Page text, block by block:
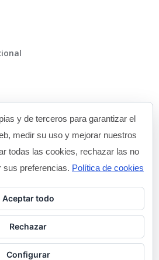
y de terceros para garantizar el
medir su uso y mejorar nuestros
todas las cookies, rechazar las no
sus preferencias. Política de cookies
Aceptar todo
Rechazar
Configurar